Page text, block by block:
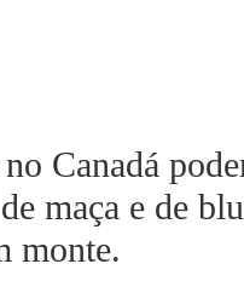
Canadá
maça e de
monte.